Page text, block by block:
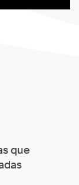
que